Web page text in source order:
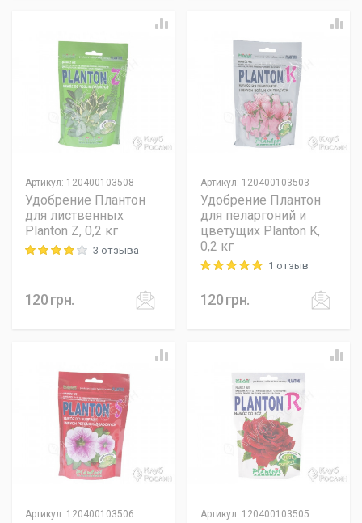
Артикул: 120400103508
Удобрение Плантон
для лиственных
Planton Z, 0,2 кг
Rating: 4 out of 53 отзыва
120грн.
Артикул: 120400103503
Удобрение Плантон
для пеларгоний и
цветущих Planton K,
0,2 кг
Rating: 5 out of 51 отзыв
120грн.
Артикул: 120400103506 Артикул: 120400103505